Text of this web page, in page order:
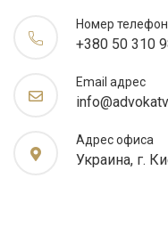
Номер
+380 50 310
Email адрес
Адрес офиса
Украина, г.